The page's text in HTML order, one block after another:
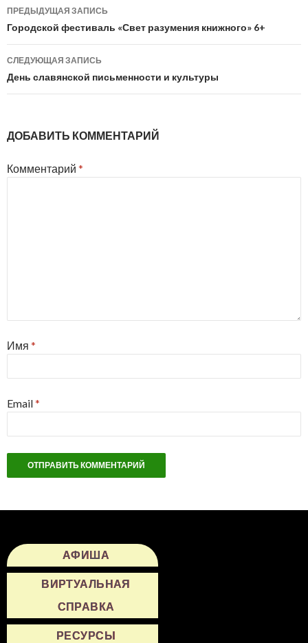
Навигация
по
записям
ПРЕДЫДУЩАЯ ЗАПИСЬ
Городской фестиваль «Свет разумения книжного» 6+
СЛЕДУЮЩАЯ ЗАПИСЬ
День славянской письменности и культуры
ДОБАВИТЬ КОММЕНТАРИЙ
Комментарий *
Имя *
Email*
АФИША
ВИРТУАЛЬНАЯ
СПРАВКА
РЕСУРСЫ